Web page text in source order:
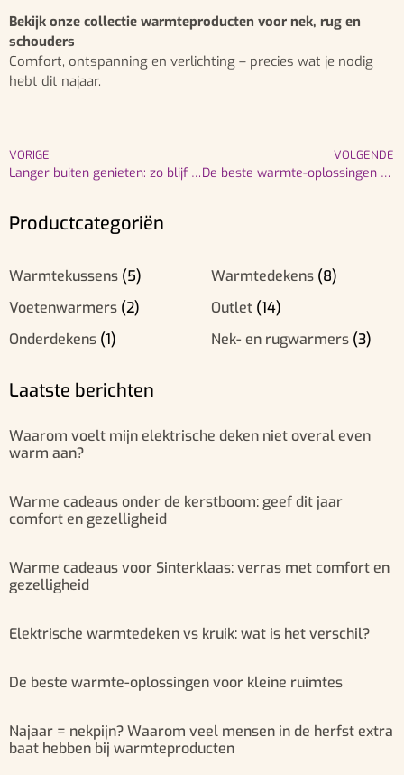
Bekijk onze collectie warmteproducten voor nek, rug en
schouders
Comfort, ontspanning en verlichting – precies wat je nodig
hebt dit najaar.
VORIGE
Langer buiten genieten: zo blijf je warm in serre, balkon, tuin of terras
VOLGENDE
De beste warmte-oplossingen voor kleine ruimtes
Productcategoriën
Warmtekussens (5) Warmtedekens (8)
Voetenwarmers (2) Outlet (14)
Onderdekens (1) Nek- en rugwarmers (3)
Laatste berichten
Waarom voelt mijn elektrische deken niet overal even
warm aan?
Warme cadeaus onder de kerstboom: geef dit jaar
comfort en gezelligheid
Warme cadeaus voor Sinterklaas: verras met comfort en
gezelligheid
Elektrische warmtedeken vs kruik: wat is het verschil?
De beste warmte-oplossingen voor kleine ruimtes
Najaar = nekpijn? Waarom veel mensen in de herfst extra
baat hebben bij warmteproducten